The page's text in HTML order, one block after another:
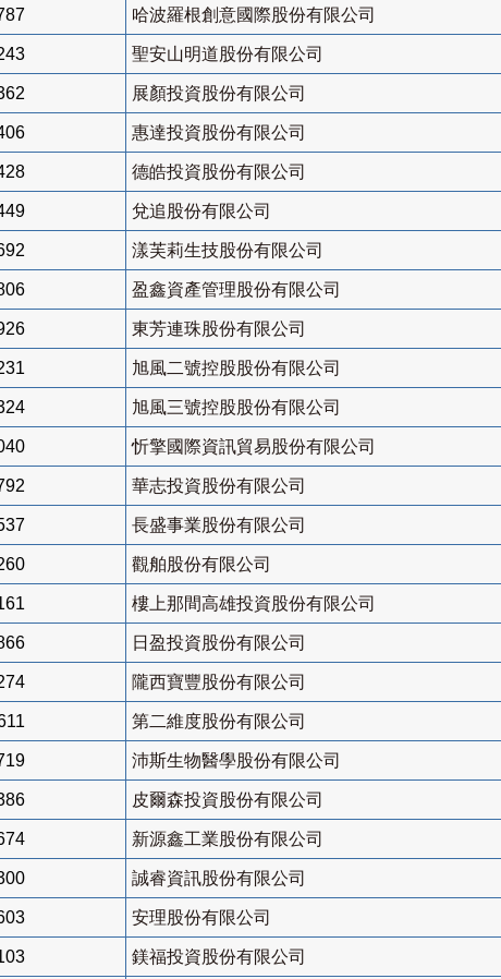
哈波羅根創意國際股份有限公司
聖安山明道股份有限公司
展顏投資股份有限公司
惠達投資股份有限公司
德皓投資股份有限公司
兌追股份有限公司
漾芙莉生技股份有限公司
盈鑫資產管理股份有限公司
東芳連珠股份有限公司
旭風二號控股股份有限公司
旭風三號控股股份有限公司
忻擎國際資訊貿易股份有限公司
華志投資股份有限公司
長盛事業股份有限公司
觀舶股份有限公司
樓上那間高雄投資股份有限公司
日盈投資股份有限公司
隴西寶豐股份有限公司
第二維度股份有限公司
沛斯生物醫學股份有限公司
皮爾森投資股份有限公司
新源鑫工業股份有限公司
誠睿資訊股份有限公司
安理股份有限公司
鎂福投資股份有限公司